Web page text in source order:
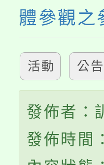
體參觀之
活動 公告
發佈者：
發佈時間